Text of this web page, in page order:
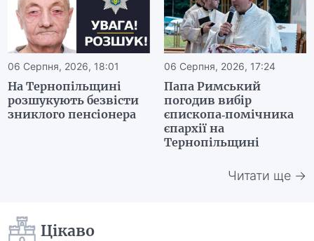
06 Серпня, 2026, 18:01
На Тернопільщині
розшукують безвісти
зниклого пенсіонера
06 Серпня, 2026, 17:24
Папа Римський
погодив вибір
єпископа-помічника
єпархії на
Тернопільщині
Читати ще →
Цікаво